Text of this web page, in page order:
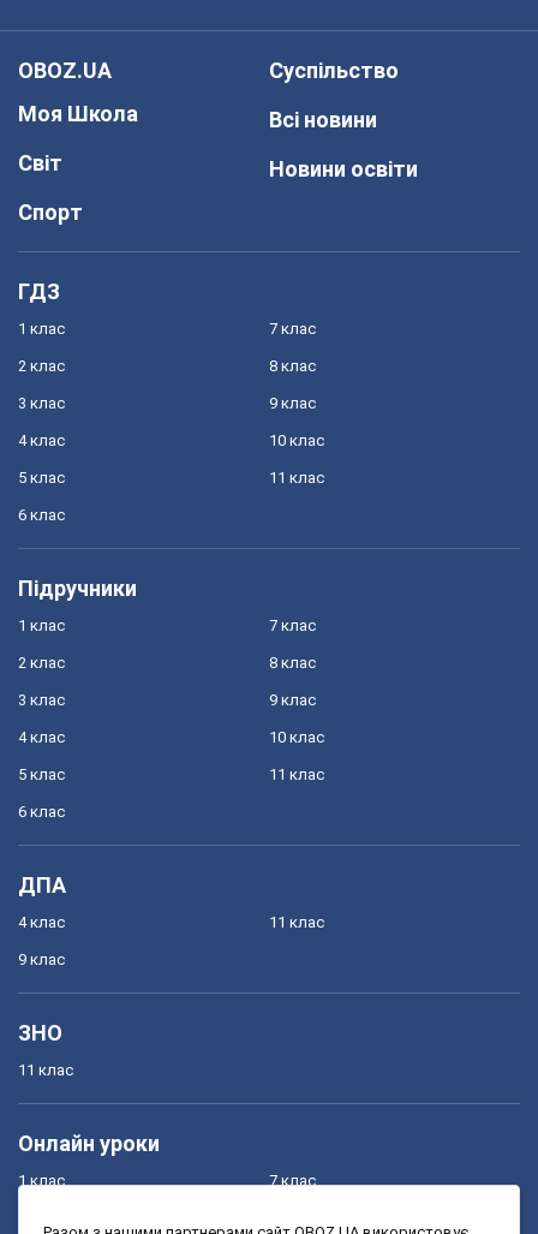
OBOZ.UA
Моя Школа
Світ
Спорт
Суспільство
Всі новини
Новини освіти
ГДЗ
1 клас
2 клас
3 клас
4 клас
5 клас
6 клас
7 клас
8 клас
9 клас
10 клас
11 клас
Підручники
1 клас
2 клас
3 клас
4 клас
5 клас
6 клас
7 клас
8 клас
9 клас
10 клас
11 клас
ДПА
4 клас
9 клас
11 клас
ЗНО
11 клас
Онлайн уроки
1 клас 7 клас